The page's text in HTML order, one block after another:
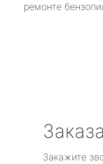
ремонте
Закажите